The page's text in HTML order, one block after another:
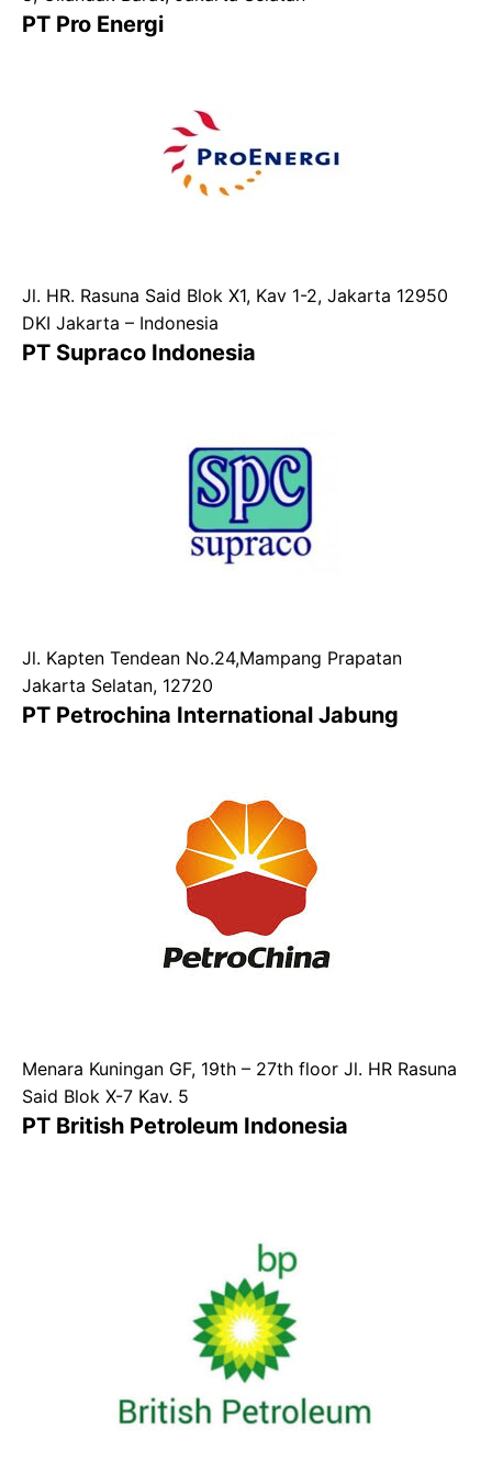
PT Pro Energi
Jl. HR. Rasuna Said Blok X1, Kav 1-2, Jakarta 12950
DKI Jakarta – Indonesia
PT Supraco Indonesia
Jl. Kapten Tendean No.24,Mampang Prapatan
Jakarta Selatan, 12720
PT Petrochina International Jabung
Menara Kuningan GF, 19th – 27th floor Jl. HR Rasuna
Said Blok X-7 Kav. 5
PT British Petroleum Indonesia